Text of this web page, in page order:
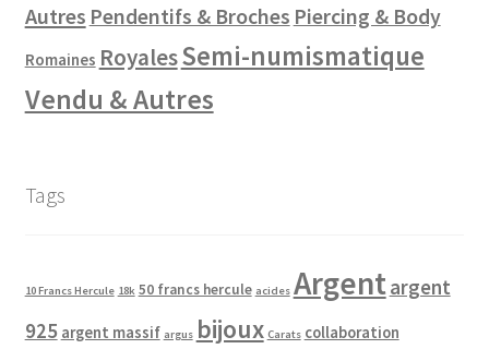
Autres Pendentifs & Broches Piercing & Body
Romaines RoyalesSemi-numismatique
Vendu & Autres
Tags
10 Francs Hercule 18k 50 francs hercule acides Argentargent
925 argent massif argus bijoux Carats collaboration